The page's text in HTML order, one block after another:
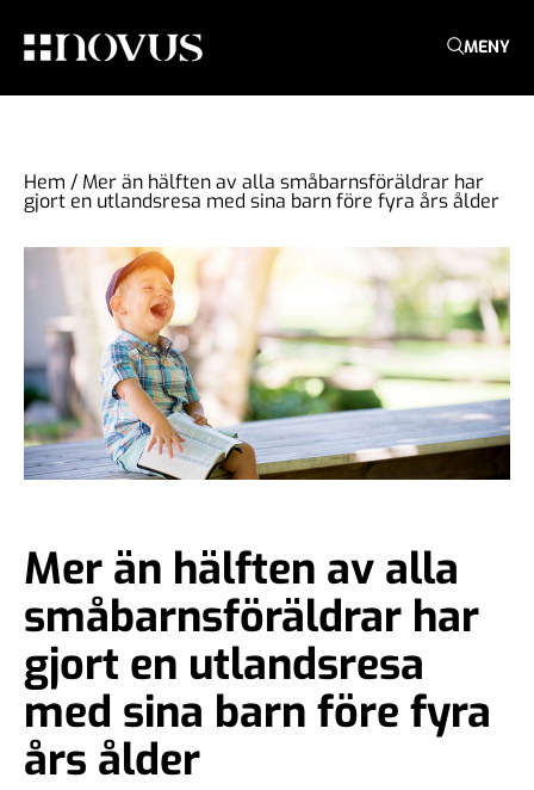
MENY
Hem / Mer än hälften av alla småbarnsföräldrar har
gjort en utlandsresa med sina barn före fyra års ålder
Mer än hälften av alla
småbarnsföräldrar har
gjort en utlandsresa
med sina barn före fyra
års ålder